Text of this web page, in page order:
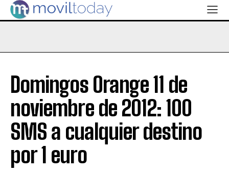
Domingos Orange 11 de
noviembre de 2012: 100
SMS a cualquier destino
por 1 euro